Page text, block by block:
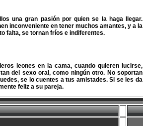
una gran pasión por quien se la haga llegar.
inconveniente en tener muchos amantes, y a la
falta, se tornan fríos e indiferentes.
leones en la cama, cuando quieren lucirse,
del sexo oral, como ningún otro. No soportan
se lo cuentes a tus amistades. Si se les da
feliz a su pareja.